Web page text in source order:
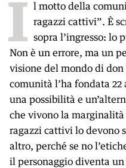
I l motto della
ragazzi cattivi”. È
sopra l’ingresso: lo
Non è un errore, ma un
visione del mondo di
comunità l’ha fondata
una possibilità e
che vivono la marginalità
ragazzi cattivi lo devono
altro, perché se no
il personaggio diventa